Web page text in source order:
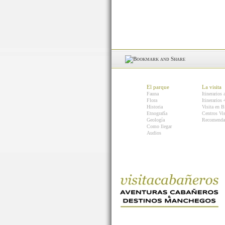
El parque
Fauna
Flora
Historia
Etnografía
Geología
Como llegar
Audios
La visita
Itinerarios
Itinerarios
Visita en
Centros